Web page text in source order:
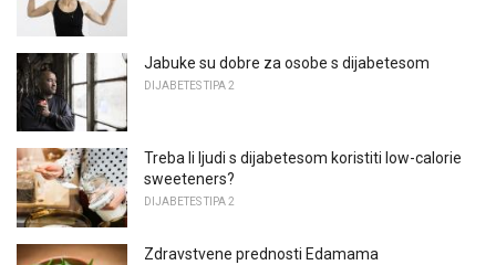
Jabuke su dobre za osobe s dijabetesom
DIJABETES TIPA 2
Treba li ljudi s dijabetesom koristiti low-calorie
sweeteners?
DIJABETES TIPA 2
Zdravstvene prednosti Edamama